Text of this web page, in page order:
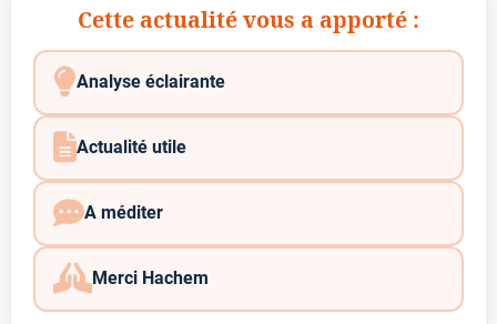
Cette actualité vous a apporté :
Analyse éclairante
Actualité utile
A méditer
Merci Hachem